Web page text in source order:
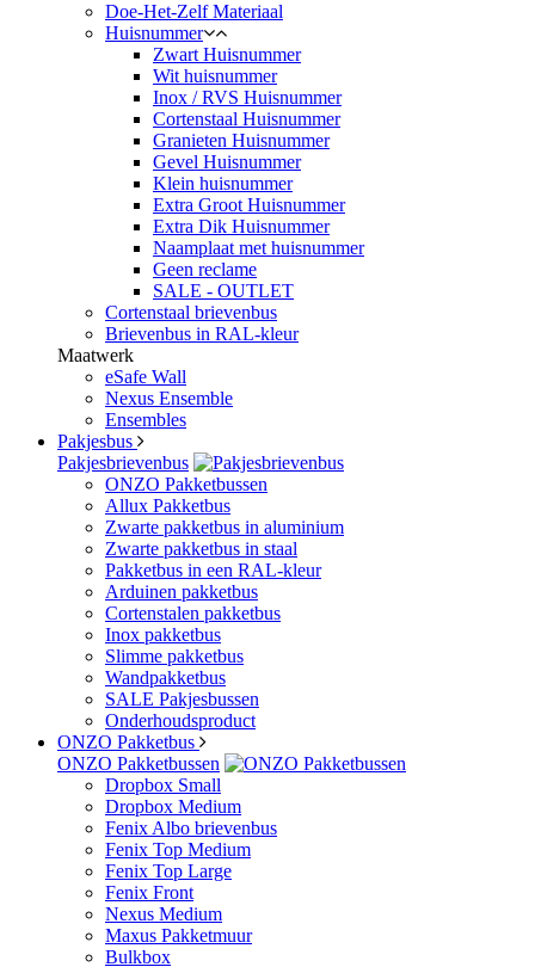
Doe-Het-Zelf Materiaal
Huisnummer
Zwart Huisnummer
Wit huisnummer
Inox / RVS Huisnummer
Cortenstaal Huisnummer
Granieten Huisnummer
Gevel Huisnummer
Klein huisnummer
Extra Groot Huisnummer
Extra Dik Huisnummer
Naamplaat met huisnummer
Geen reclame
SALE - OUTLET
Cortenstaal brievenbus
Brievenbus in RAL-kleur
Maatwerk
eSafe Wall
Nexus Ensemble
Ensembles
Pakjesbus
Pakjesbrievenbus
ONZO Pakketbussen
Allux Pakketbus
Zwarte pakketbus in aluminium
Zwarte pakketbus in staal
Pakketbus in een RAL-kleur
Arduinen pakketbus
Cortenstalen pakketbus
Inox pakketbus
Slimme pakketbus
Wandpakketbus
SALE Pakjesbussen
Onderhoudsproduct
ONZO Pakketbus
ONZO Pakketbussen
Dropbox Small
Dropbox Medium
Fenix Albo brievenbus
Fenix Top Medium
Fenix Top Large
Fenix Front
Nexus Medium
Maxus Pakketmuur
Bulkbox